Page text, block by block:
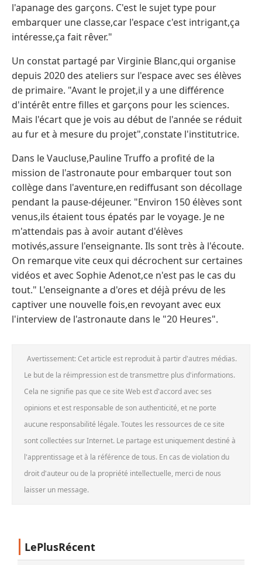
l'apanage des garçons. C'est le sujet type pour
embarquer une classe,car l'espace c'est intrigant,ça
intéresse,ça fait rêver."
Un constat partagé par Virginie Blanc,qui organise
depuis 2020 des ateliers sur l'espace avec ses élèves
de primaire. "Avant le projet,il y a une différence
d'intérêt entre filles et garçons pour les sciences.
Mais l'écart que je vois au début de l'année se réduit
au fur et à mesure du projet",constate l'institutrice.
Dans le Vaucluse,Pauline Truffo a profité de la
mission de l'astronaute pour embarquer tout son
collège dans l'aventure,en rediffusant son décollage
pendant la pause-déjeuner. "Environ 150 élèves sont
venus,ils étaient tous épatés par le voyage. Je ne
m'attendais pas à avoir autant d'élèves
motivés,assure l'enseignante. Ils sont très à l'écoute.
On remarque vite ceux qui décrochent sur certaines
vidéos et avec Sophie Adenot,ce n'est pas le cas du
tout." L'enseignante a d'ores et déjà prévu de les
captiver une nouvelle fois,en revoyant avec eux
l'interview de l'astronaute dans le "20 Heures".
Avertissement: Cet article est reproduit à partir d'autres médias.
Le but de la réimpression est de transmettre plus d'informations.
Cela ne signifie pas que ce site Web est d'accord avec ses
opinions et est responsable de son authenticité, et ne porte
aucune responsabilité légale. Toutes les ressources de ce site
sont collectées sur Internet. Le partage est uniquement destiné à
l'apprentissage et à la référence de tous. En cas de violation du
droit d'auteur ou de la propriété intellectuelle, merci de nous
laisser un message.
LePlusRécent